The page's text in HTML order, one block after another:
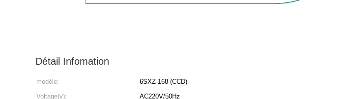
Détail Infomation
modèle: 6SXZ-168 (CCD)
Voltage(v):
AC220V/50Hz